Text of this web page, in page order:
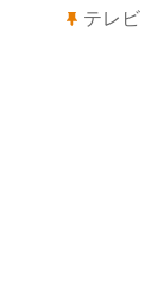
テレビ